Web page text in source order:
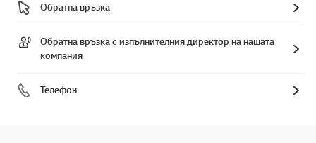
Обратна връзка
Обратна връзка с изпълнителния директор на нашата
компания
Телефон